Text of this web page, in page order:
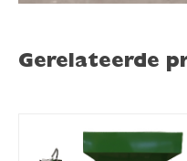
Gerelateerde